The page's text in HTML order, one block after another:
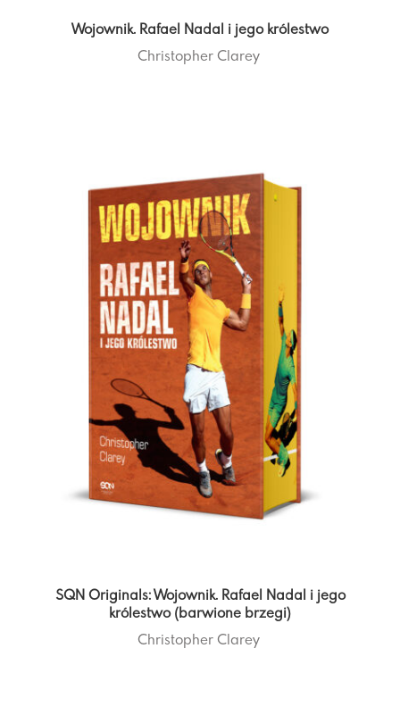
Wojownik. Rafael Nadal i jego królestwo
Christopher Clarey
SQN Originals: Wojownik. Rafael Nadal i jego
królestwo (barwione brzegi)
Christopher Clarey